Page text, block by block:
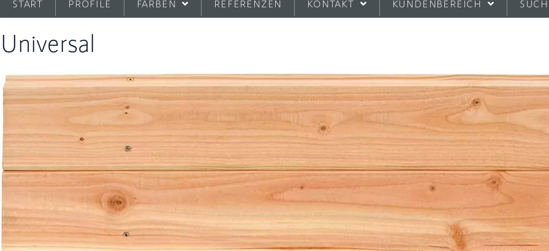
START PROFILE FARBEN REFERENZEN KONTAKT KUNDENBEREICH
Universal